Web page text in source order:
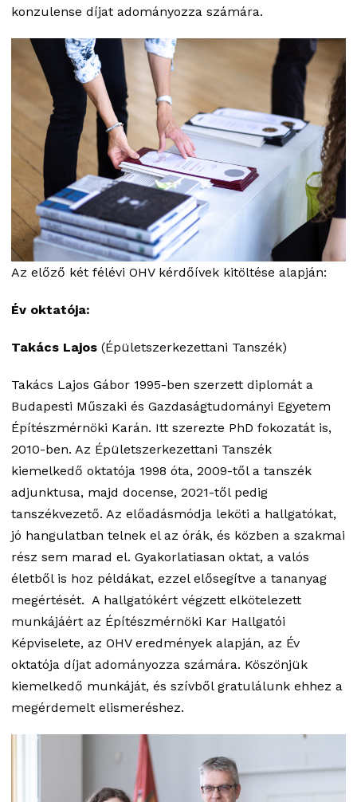
konzulense díjat adományozza számára.
Az előző két félévi OHV kérdőívek kitöltése alapján:
Év oktatója:
Takács Lajos (Épületszerkezettani Tanszék)
Takács Lajos Gábor 1995-ben szerzett diplomát a
Budapesti Műszaki és Gazdaságtudományi Egyetem
Építészmérnöki Karán. Itt szerezte PhD fokozatát is,
2010-ben. Az Épületszerkezettani Tanszék
kiemelkedő oktatója 1998 óta, 2009-től a tanszék
adjunktusa, majd docense, 2021-től pedig
tanszékvezető. Az előadásmódja leköti a hallgatókat,
jó hangulatban telnek el az órák, és közben a szakmai
rész sem marad el. Gyakorlatiasan oktat, a valós
életből is hoz példákat, ezzel elősegítve a tananyag
megértését. A hallgatókért végzett elkötelezett
munkájáért az Építészmérnöki Kar Hallgatói
Képviselete, az OHV eredmények alapján, az Év
oktatója díjat adományozza számára. Köszönjük
kiemelkedő munkáját, és szívből gratulálunk ehhez a
megérdemelt elismeréshez.